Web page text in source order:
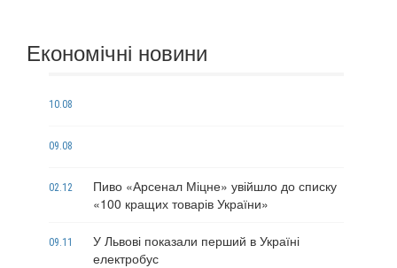
Економічні новини
10.08
09.08
02.12
Пиво «Арсенал Міцне» увійшло до списку
«100 кращих товарів України»
09.11
У Львові показали перший в Україні
електробус